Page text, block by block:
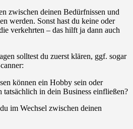
zwischen deinen Bedürfnissen und
werden. Sonst hast du keine oder
verkehrten – das hilft ja dann auch
solltest du zuerst klären, ggf. sogar
können ein Hobby sein oder
tatsächlich in dein Business einfließen?
im Wechsel zwischen deinen